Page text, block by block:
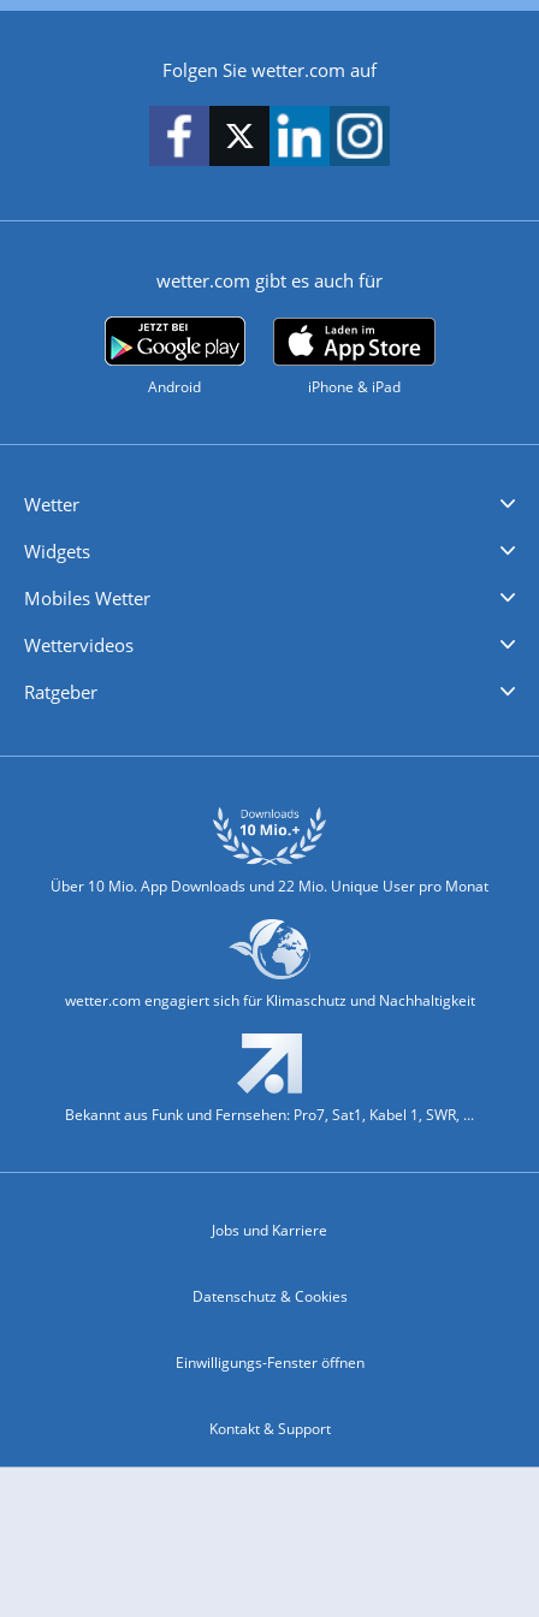
Folgen Sie wetter.com auf
wetter.com gibt es auch für
Android iPhone & iPad
Wetter
Widgets
Mobiles Wetter
Wettervideos
Ratgeber
Über 10 Mio. App Downloads und 22 Mio. Unique User pro Monat
wetter.com engagiert sich für Klimaschutz und Nachhaltigkeit
Bekannt aus Funk und Fernsehen: Pro7, Sat1, Kabel 1, SWR, ...
Jobs und Karriere
Datenschutz & Cookies
Einwilligungs-Fenster öffnen
Kontakt & Support